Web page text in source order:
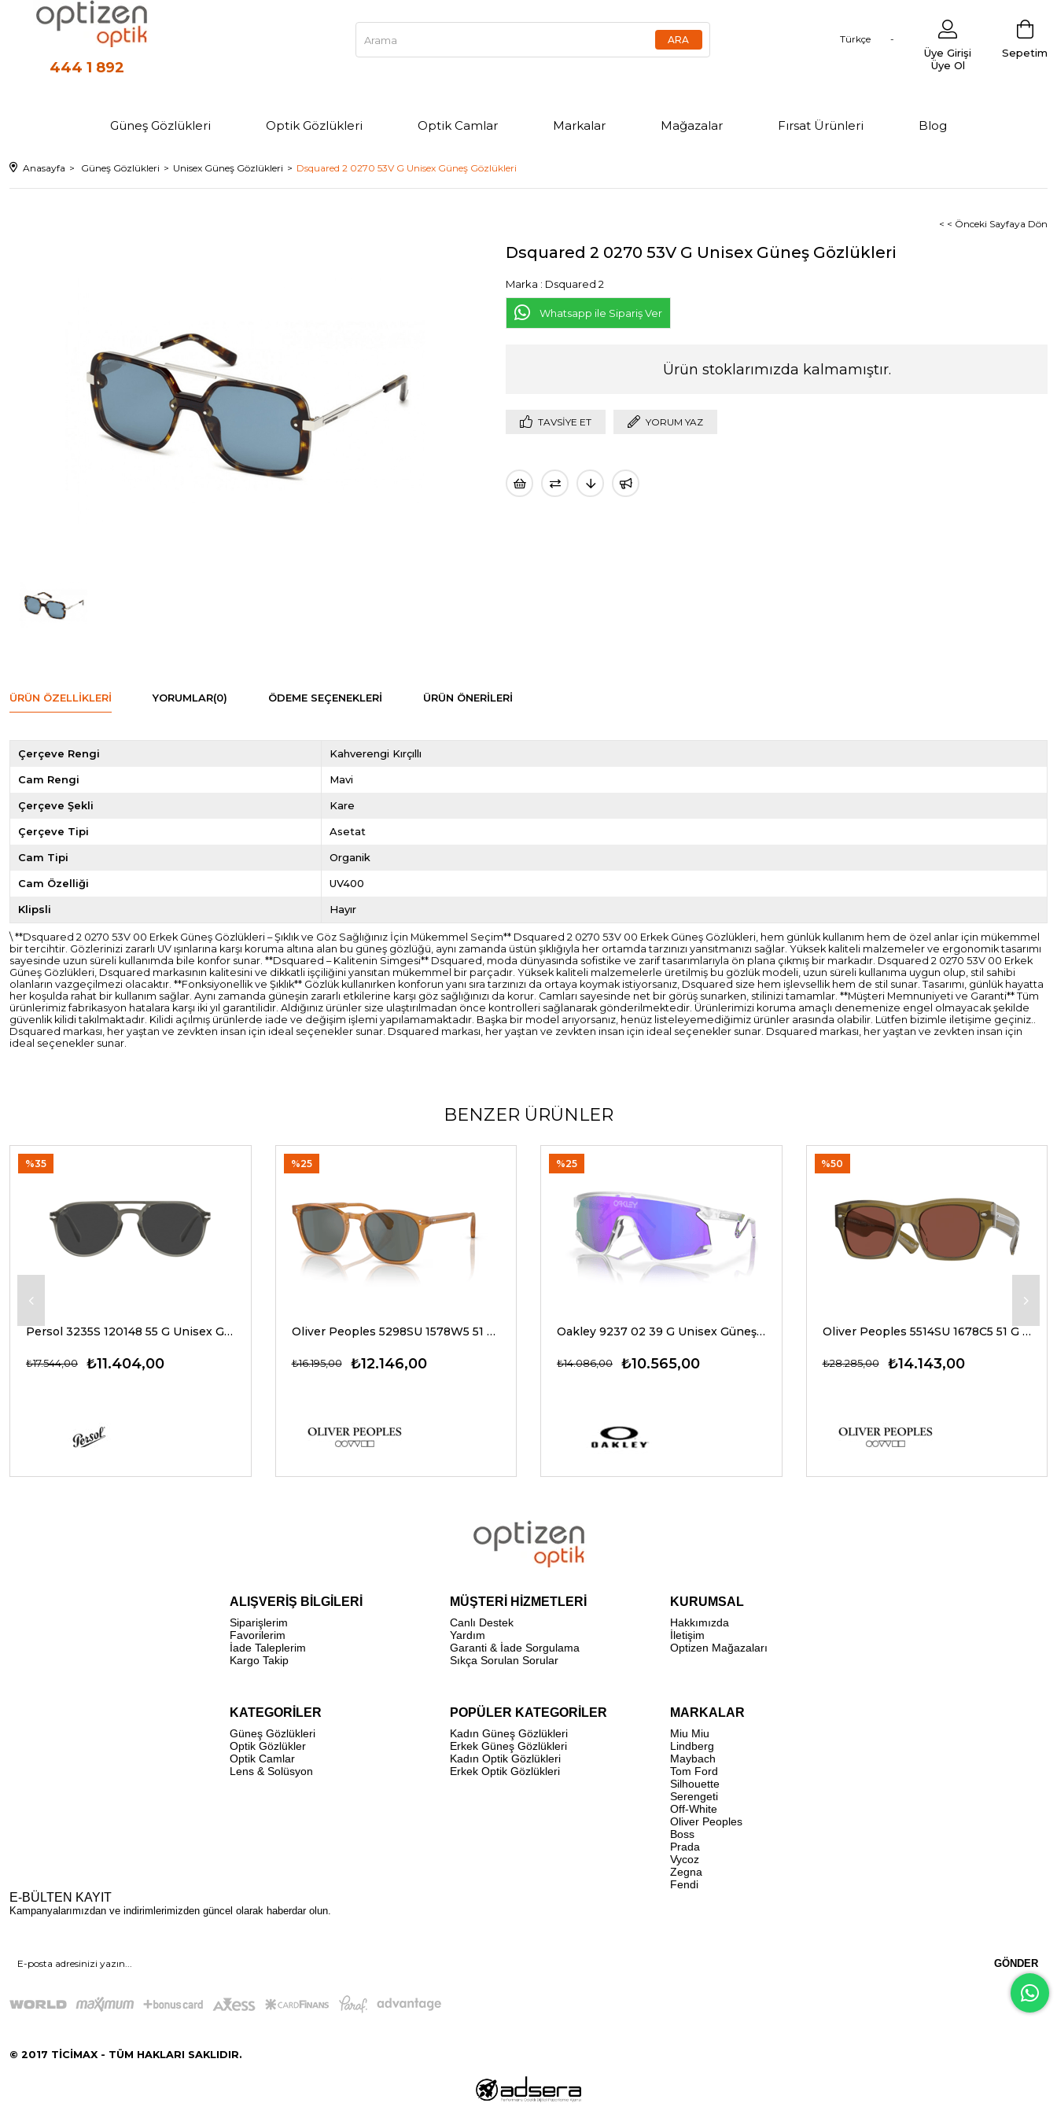
444 1 892
Türkçe
Sepetim
Üye Girişi
Üye Ol
Güneş Gözlükleri Optik Gözlükleri Optik Camlar Markalar Mağazalar Fırsat Ürünleri Blog
Anasayfa Güneş Gözlükleri Unisex Güneş Gözlükleri Dsquared 2 0270 53V G Unisex Güneş Gözlükleri
< < Önceki Sayfaya Dön
Dsquared 2 0270 53V G Unisex Güneş Gözlükleri
Marka : Dsquared 2
Whatsapp ile Sipariş Ver
Ürün stoklarımızda kalmamıştır.
TAVSIYE ET YORUM YAZ
ÜRÜN ÖZELLIKLERI YORUMLAR(0) ÖDEME SEÇENEKLERI ÜRÜN ÖNERILERI
Çerçeve Rengi Kahverengi Kırçıllı
Cam Rengi Mavi
Çerçeve Şekli Kare
Çerçeve Tipi Asetat
Cam Tipi Organik
Cam Özelliği UV400
Klipsli Hayır
\ **Dsquared 2 0270 53V 00 Erkek Güneş Gözlükleri – Şıklık ve Göz Sağlığınız İçin Mükemmel Seçim** Dsquared 2 0270 53V 00 Erkek Güneş Gözlükleri, hem günlük kullanım hem de özel anlar için mükemmel
bir tercihtir. Gözlerinizi zararlı UV ışınlarına karşı koruma altına alan bu güneş gözlüğü, aynı zamanda üstün şıklığıyla her ortamda tarzınızı yansıtmanızı sağlar. Yüksek kaliteli malzemeler ve ergonomik tasarımı
sayesinde uzun süreli kullanımda bile konfor sunar. **Dsquared – Kalitenin Simgesi** Dsquared, moda dünyasında sofistike ve zarif tasarımlarıyla ön plana çıkmış bir markadır. Dsquared 2 0270 53V 00 Erkek
Güneş Gözlükleri, Dsquared markasının kalitesini ve dikkatli işçiliğini yansıtan mükemmel bir parçadır. Yüksek kaliteli malzemelerle üretilmiş bu gözlük modeli, uzun süreli kullanıma uygun olup, stil sahibi
olanların vazgeçilmezi olacaktır. **Fonksiyonellik ve Şıklık** Gözlük kullanırken konforun yanı sıra tarzınızı da ortaya koymak istiyorsanız, Dsquared size hem işlevsellik hem de stil sunar. Tasarımı, günlük hayatta
her koşulda rahat bir kullanım sağlar. Aynı zamanda güneşin zararlı etkilerine karşı göz sağlığınızı da korur. Camları sayesinde net bir görüş sunarken, stilinizi tamamlar. **Müşteri Memnuniyeti ve Garanti** Tüm
ürünlerimiz fabrikasyon hatalara karşı iki yıl garantilidir. Aldığınız ürünler size ulaştırılmadan önce kontrolleri sağlanarak gönderilmektedir. Ürünlerimizi koruma amaçlı denemenize engel olmayacak şekilde
güvenlik kilidi takılmaktadır. Kilidi açılmış ürünlerde iade ve değişim işlemi yapılamamaktadır. Başka bir model arıyorsanız, henüz listeleyemediğimiz ürünler arasında olabilir. Lütfen bizimle iletişime geçiniz..
Dsquared markası, her yaştan ve zevkten insan için ideal seçenekler sunar. Dsquared markası, her yaştan ve zevkten insan için ideal seçenekler sunar. Dsquared markası, her yaştan ve zevkten insan için
ideal seçenekler sunar.
BENZER ÜRÜNLER
Persol 3235S 120148 55 G Unisex Güneş Gözlükleri
₺11.404,00
₺17.544,00
%35
Oliver Peoples 5298SU 1578W5 51 G Unisex Güneş Gözlükleri
₺12.146,00
₺16.195,00
%25
Oakley 9237 02 39 G Unisex Güneş Gözlükleri
₺10.565,00
₺14.086,00
%25
Oliver Peoples 5514SU 1678C5 51 G Unisex Güneş Gözlükleri
₺14.143,00
₺28.285,00
%50
ALIŞVERİŞ BİLGİLERİ
Siparişlerim
Favorilerim
İade Taleplerim
Kargo Takip
MÜŞTERİ HİZMETLERİ
Canlı Destek
Yardım
Garanti & İade Sorgulama
Sıkça Sorulan Sorular
KURUMSAL
Hakkımızda
İletişim
Optizen Mağazaları
KATEGORİLER
Güneş Gözlükleri
Optik Gözlükler
Optik Camlar
Lens & Solüsyon
POPÜLER KATEGORİLER
Kadın Güneş Gözlükleri
Erkek Güneş Gözlükleri
Kadın Optik Gözlükleri
Erkek Optik Gözlükleri
MARKALAR
Miu Miu
Lindberg
Maybach
Tom Ford
Silhouette
Serengeti
Off-White
Oliver Peoples
Boss
Prada
Vycoz
Zegna
Fendi
E-BÜLTEN KAYIT
Kampanyalarımızdan ve indirimlerimizden güncel olarak haberdar olun.
GÖNDER
© 2017 TİCİMAX - TÜM HAKLARI SAKLIDIR.